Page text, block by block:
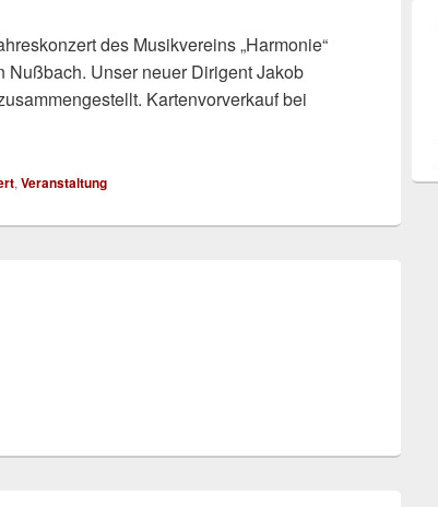
des Musikvereins „Harmonie“
Nußbach. Unser neuer Dirigent Jakob
Kartenvorverkauf bei
, Veranstaltung